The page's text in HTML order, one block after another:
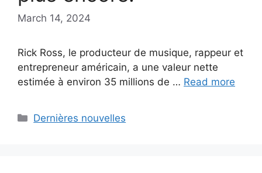
March 14, 2024
Rick Ross, le producteur de musique, rappeur et
entrepreneur américain, a une valeur nette
estimée à environ 35 millions de … Read more
Categories
Dernières nouvelles